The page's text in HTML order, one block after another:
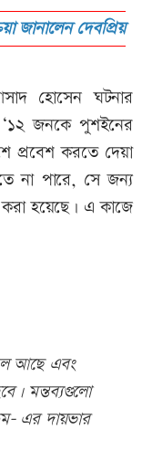
জানালেন দেবপ্রিয়
হোসেন ঘটনার
‘১২ জনকে পুশইনের
প্রবেশ করতে দেয়া
না পারে, সে জন্য
হয়েছে। এ কাজে
আছে এবং
মন্তব্যগুলো
এর দায়ভার